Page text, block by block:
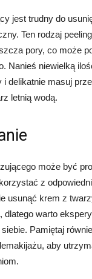
jest trudny do
Ten rodzaj
pory, co może
Nanieś niewielką
delikatnie masuj
letnią wodą.
może być
z
usunąć krem z
dlatego warto
Pamiętaj
aby